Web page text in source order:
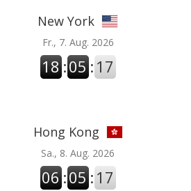
New York
Fr., 7. Aug. 2026
18 :05 : 18
Hong Kong
Sa., 8. Aug. 2026
06 :05 : 18